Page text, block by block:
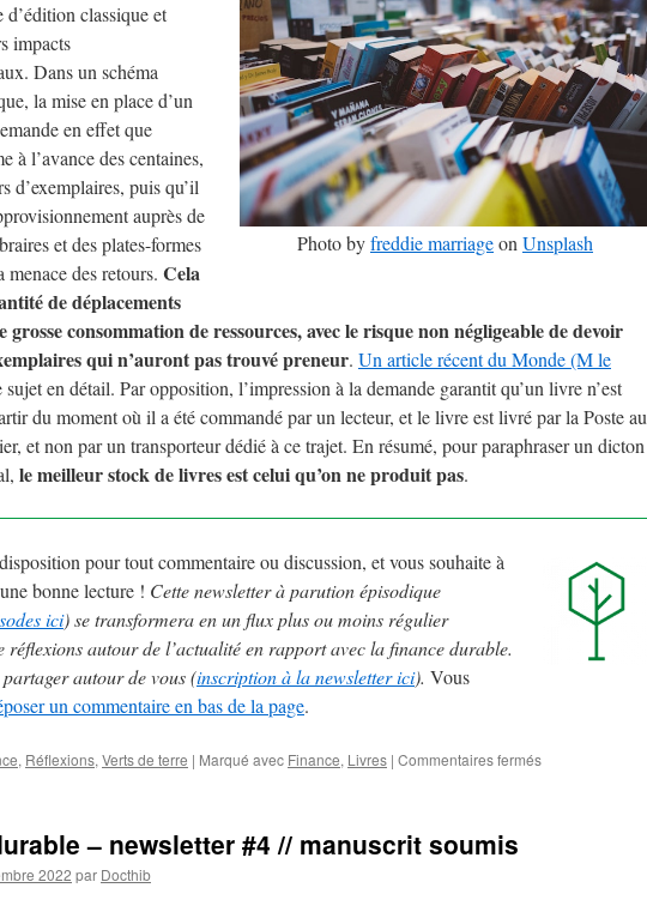
Photo byfreddie marriageon Unsplash
d’édition classique et
impacts
Dans un schéma
la mise en place d’un
en effet que
à l’avance des centaines,
d’exemplaires, puis qu’il
auprès de
et des plates-formes
menace des retours. Cela
de déplacements
grosse consommation de ressources, avec le risque non négligeable de devoir
qui n’auront pas trouvé preneur. Un article récent du Monde (M le
sujet en détail. Par opposition, l’impression à la demande garantit qu’un livre n’est
du moment où il a été commandé par un lecteur, et le livre est livré par la Poste au
et non par un transporteur dédié à ce trajet. En résumé, pour paraphraser un dicton
le meilleur stock de livres est celui qu’on ne produit pas.
pour tout commentaire ou discussion, et vous souhaite à
bonne lecture ! Cette newsletter à parution épisodique
ici) se transformera en un flux plus ou moins régulier
réflexions autour de l’actualité en rapport avec la finance durable.
partager autour de vous (inscription à la newsletter ici). Vous
un commentaire en bas de la page.
, Réflexions, Verts de terre | Marqué avec Finance, Livres | Commentaires ferméssur
– newsletter #4 // manuscrit soumis
2022 par Docthib